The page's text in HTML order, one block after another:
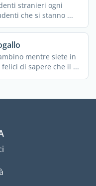
stranieri ogni
che si stanno ...
mentre siete in
di sapere che il ...